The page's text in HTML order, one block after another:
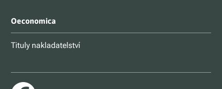
Oeconomica
Tituly nakladatelství